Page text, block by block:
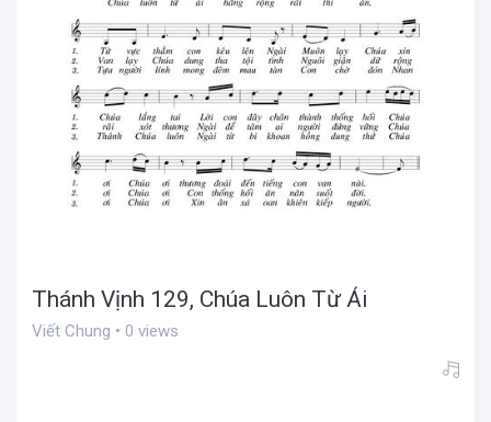
Thánh Vịnh 129, Chúa Luôn Từ Ái
Viết Chung • 0 views